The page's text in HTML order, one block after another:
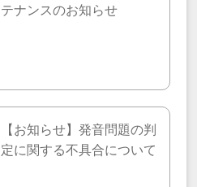
テナンスのお知らせ
【お知らせ】発音問題の判
定に関する不具合について